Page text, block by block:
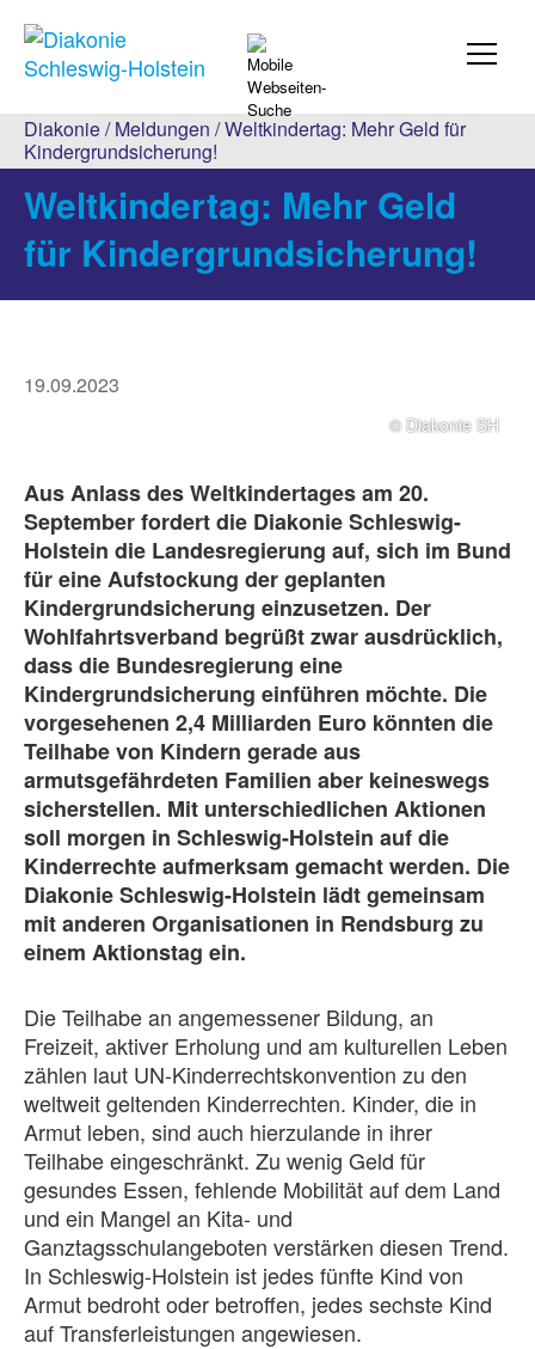
Diakonie/Meldungen / Weltkindertag: Mehr Geld für
Kindergrundsicherung!
Weltkindertag: Mehr Geld
für Kindergrundsicherung!
19.09.2023
© Diakonie SH
Aus Anlass des Weltkindertages am 20.
September fordert die Diakonie Schleswig-
Holstein die Landesregierung auf, sich im Bund
für eine Aufstockung der geplanten
Kindergrundsicherung einzusetzen. Der
Wohlfahrtsverband begrüßt zwar ausdrücklich,
dass die Bundesregierung eine
Kindergrundsicherung einführen möchte. Die
vorgesehenen 2,4 Milliarden Euro könnten die
Teilhabe von Kindern gerade aus
armutsgefährdeten Familien aber keineswegs
sicherstellen. Mit unterschiedlichen Aktionen
soll morgen in Schleswig-Holstein auf die
Kinderrechte aufmerksam gemacht werden. Die
Diakonie Schleswig-Holstein lädt gemeinsam
mit anderen Organisationen in Rendsburg zu
einem Aktionstag ein.
Die Teilhabe an angemessener Bildung, an
Freizeit, aktiver Erholung und am kulturellen Leben
zählen laut UN-Kinderrechtskonvention zu den
weltweit geltenden Kinderrechten. Kinder, die in
Armut leben, sind auch hierzulande in ihrer
Teilhabe eingeschränkt. Zu wenig Geld für
gesundes Essen, fehlende Mobilität auf dem Land
und ein Mangel an Kita- und
Ganztagsschulangeboten verstärken diesen Trend.
In Schleswig-Holstein ist jedes fünfte Kind von
Armut bedroht oder betroffen, jedes sechste Kind
auf Transferleistungen angewiesen.